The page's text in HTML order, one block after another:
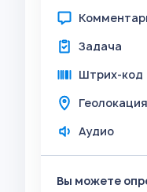
Задача
Штрих-код
Геолокация
Аудио
Вы можете